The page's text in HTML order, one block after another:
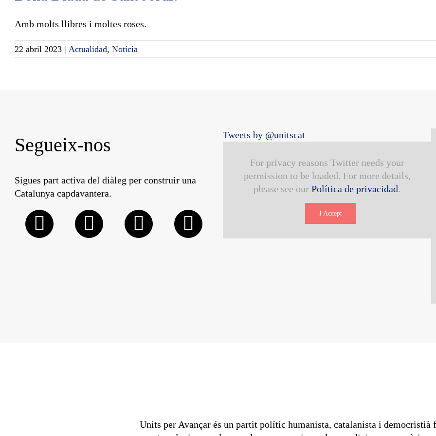
Amb molts llibres i moltes roses.
22 abril 2023 | Actualidad, Notícia
Segueix-nos
Sigues part activa del diàleg per construir una
Catalunya capdavantera.
Tweets by @unitscat
For privacy reasons Twitter needs your
permission to be loaded. For more details,
please see our Política de privacidad.
I Accept
Units per Avançar és un partit polític humanista, catalanista i democristià